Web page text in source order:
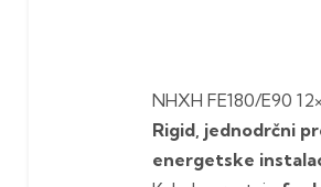
NHXH FE180/E90
Rigid, jednodrčni
energetske